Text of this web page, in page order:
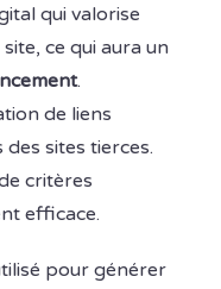
qui valorise
ce qui aura un
.
de liens
sites tierces.
critères
efficace.
pour générer